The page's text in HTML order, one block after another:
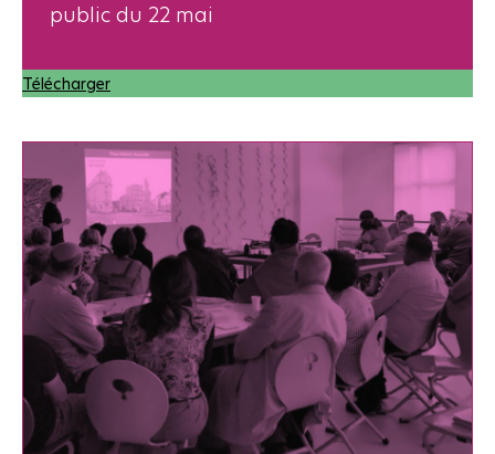
public du 22 mai
Télécharger